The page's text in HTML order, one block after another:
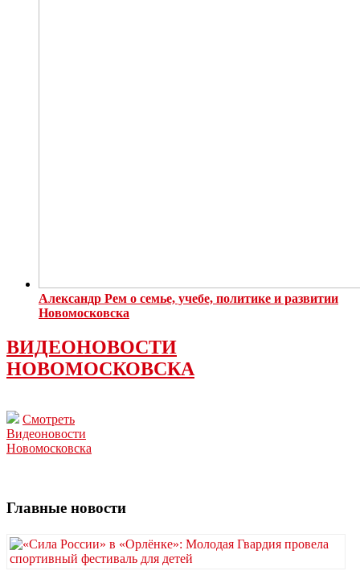
Александр Рем о семье, учебе, политике и развитии
Новомосковска
ВИДЕОНОВОСТИ
НОВОМОСКОВСКА
Смотреть
Видеоновости
Новомосковска
Главные новости